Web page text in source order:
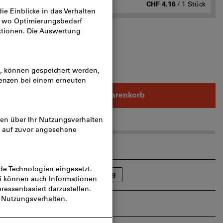
CHF 4.16 / 1 Stück
In den Warenkorb
teilen Blätterkatalog